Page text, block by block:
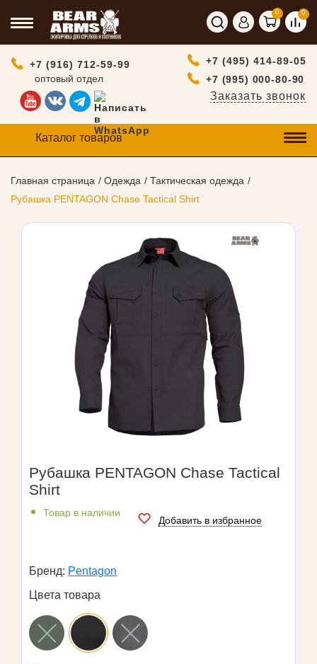
0 0
+7 (916) 712-59-99
оптовый отдел
+7 (495) 414-89-05
+7 (995) 000-80-90
Заказать звонок
Каталог товаров
Главная страница Одежда
Тактическая одежда
Рубашка PENTAGON Chase Tactical Shirt
Рубашка PENTAGON Chase Tactical
Shirt
Товар в наличии
Добавить в избранное
Бренд: Pentagon
Цвета товара